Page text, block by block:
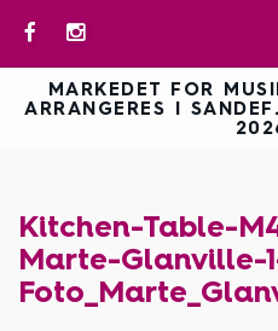
MARKEDET FOR
ARRANGERES I
Kitchen-Table-
Marte-Glanville-